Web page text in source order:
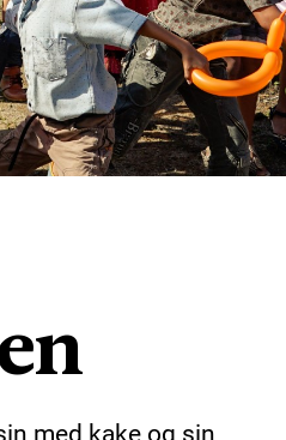
med kake og sin